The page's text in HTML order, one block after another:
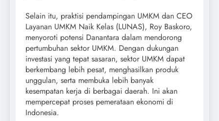
Selain itu, praktisi pendampingan UMKM dan CEO
Layanan UMKM Naik Kelas (LUNAS), Roy Baskoro,
menyoroti potensi Danantara dalam mendorong
pertumbuhan sektor UMKM. Dengan dukungan
investasi yang tepat sasaran, sektor UMKM dapat
berkembang lebih pesat, menghasilkan produk
unggulan, serta membuka lebih banyak
kesempatan kerja di berbagai daerah. Ini akan
mempercepat proses pemerataan ekonomi di
Indonesia.